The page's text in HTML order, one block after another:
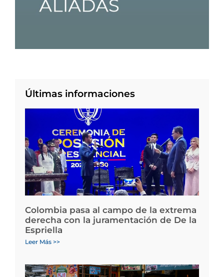
Últimas informaciones
Colombia pasa al campo de la extrema
derecha con la juramentación de De la
Espriella
Leer Más >>